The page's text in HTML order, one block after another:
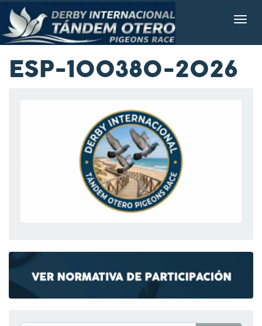
ESP-100380-2026